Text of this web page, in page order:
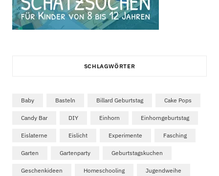
SCHLAGWÖRTER
Baby Basteln Billard Geburtstag Cake Pops
Candy Bar DIY Einhorn Einhorngeburtstag
Eislaterne Eislicht Experimente Fasching
Garten Gartenparty Geburtstagskuchen
Geschenkideen Homeschooling Jugendweihe